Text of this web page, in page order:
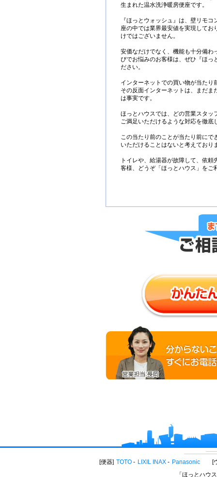
生まれた温水洗浄暖房便座です。
『ほっとウォッシュ』は、壁リモ
座の中では業界最安値を実現してお
けではございません。
安価なだけでなく、機能も十分備わ
びでお悩みのお客様は、ぜひ 『ほ
ださい。
インターネットでの買い物が当たり
その反面インターネットは、まだま
は事実です。
ほっとハウスでは、どの営業スタッ
ご満足いただけるような対応を徹底
この当たり前のことが当たり前にで
いただけることはないと考えており
トイレや、給湯器が故障して、依
客様、どうぞ「ほっとハウス」をご
便器 TOTO LIXIL INAX Panasonic
「ほっとハウ